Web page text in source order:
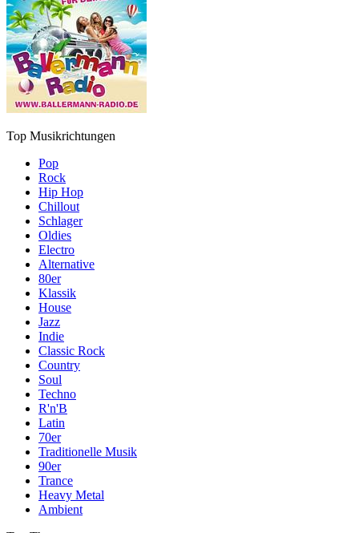
Top Musikrichtungen
Pop
Rock
Hip Hop
Chillout
Schlager
Oldies
Electro
Alternative
80er
Klassik
House
Jazz
Indie
Classic Rock
Country
Soul
Techno
R'n'B
Latin
70er
Traditionelle Musik
90er
Trance
Heavy Metal
Ambient